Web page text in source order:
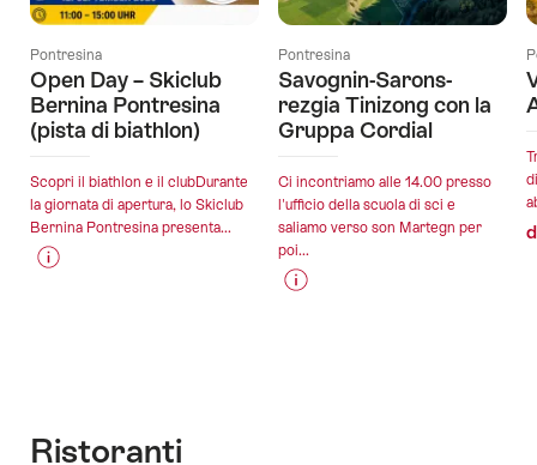
Pontresina
Open Day – Skiclub
Bernina Pontresina
(pista di biathlon)
Scopri il biathlon e il clubDurante
la giornata di apertura, lo Skiclub
Bernina Pontresina presenta...
–
Pontresina
Savognin-Sarons-
rezgia Tinizong con la
Gruppa Cordial
Ci incontriamo alle 14.00 presso
l'ufficio della scuola di sci e
saliamo verso son Martegn per
poi...
Ristoranti